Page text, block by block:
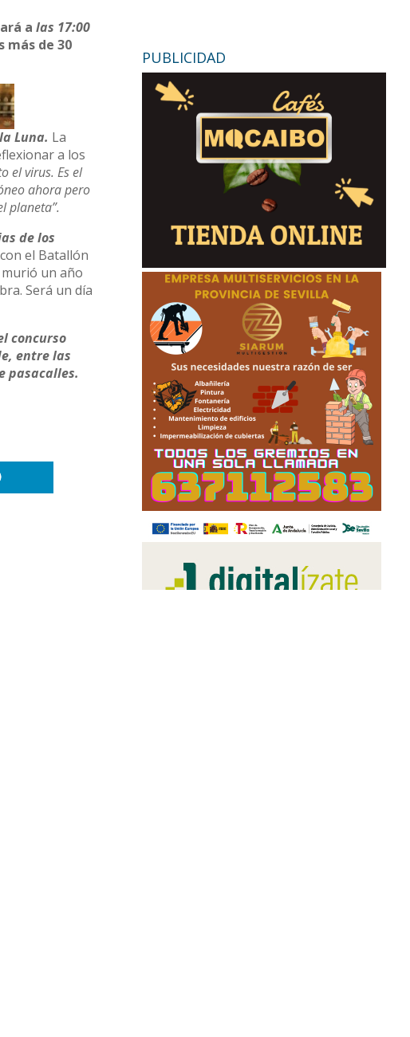
alas 17:00
más de 30
Luna. La
a los
el virus. Es el
ahora pero
planeta”.
de los
el Batallón
murió un año
Será un día
concurso
entre las
pasacalles.
PUBLICIDAD